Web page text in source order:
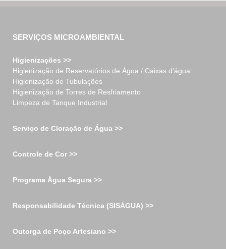
SERVIÇOS MICROAMBIENTAL
Higienizações >>
Higienização de Reservatórios de Água / Caixas d’água
Higienização de Tubulações
Higienização de Torres de Resfriamento
Limpeza de Tanque Industrial
Serviço de Cloração de Água >>
Controle de Cor >>
Programa Água Segura >>
Responsabilidade Técnica (SISÁGUA) >>
Outorga de Poço Artesiano >>